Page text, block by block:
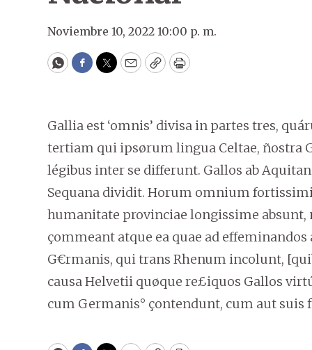
Noviembre 10, 2022 10:00 p. m.
WhatsApp
Facebook
Twitter
EmailCopyPrint
Gallia est ‘omnis’ divisa in partes tres,
tertiam qui ipsørum lingua Celtae, ñostra
légibus inter se differunt. Gallos ab
Sequana dividit. Horum omnium
humanitate provinciae longissime absunt,
çommeant atque ea quae ad
G€rmanis, qui trans Rhenum incolunt,
causa Helvetii quøque re£iquos Gallos
cum Germanis° çontendunt, cum aut suis